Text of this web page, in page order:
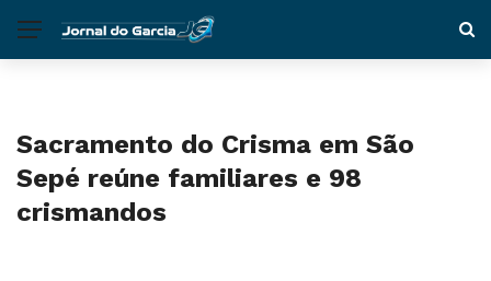
Sacramento do Crisma em São
Sepé reúne familiares e 98
crismandos